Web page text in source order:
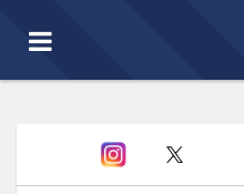
Toggle
navigation